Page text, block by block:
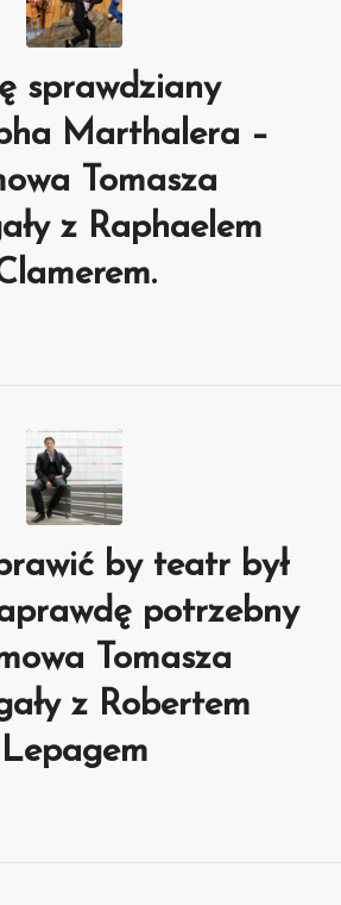
sprawdziany
Marthalera –
Tomasza
z Raphaelem
by teatr był
potrzebny
Tomasza
z Robertem
Lepagem